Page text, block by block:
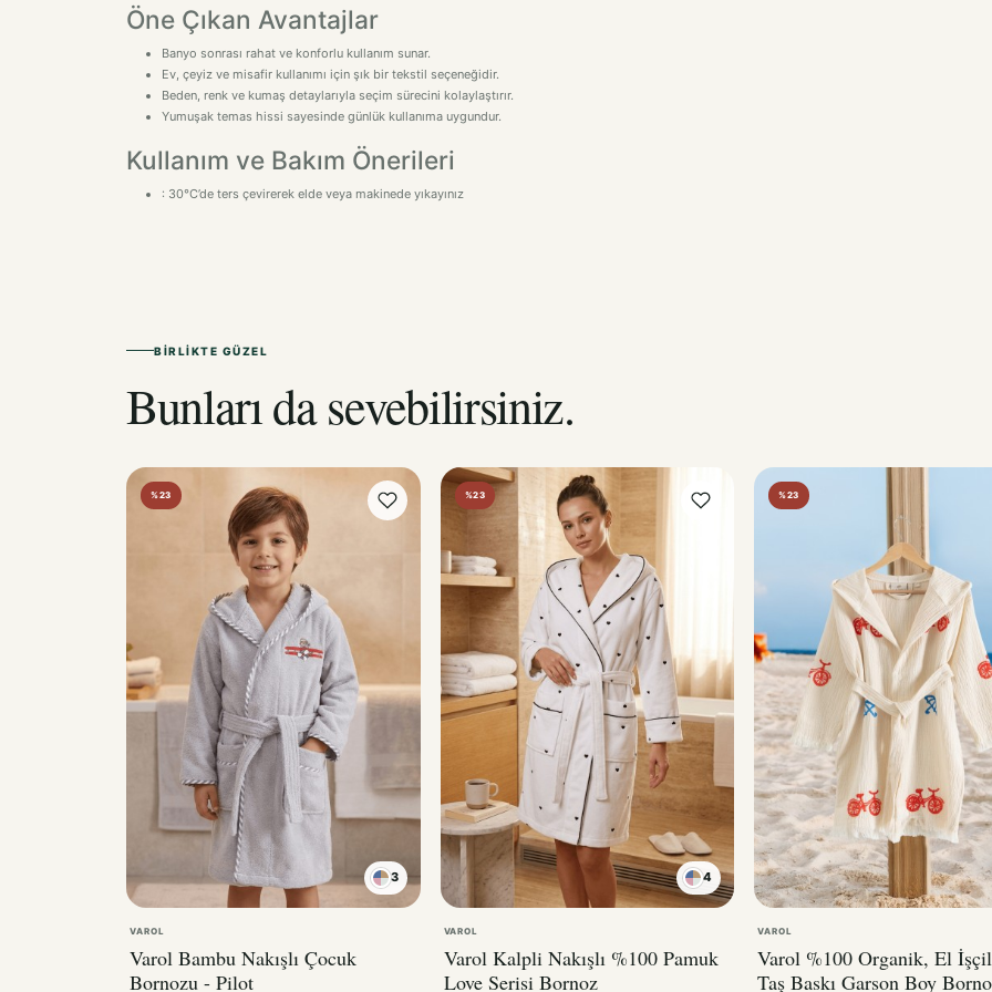
Öne Çıkan Avantajlar
Banyo sonrası rahat ve konforlu kullanım sunar.
Ev, çeyiz ve misafir kullanımı için şık bir tekstil seçeneğidir.
Beden, renk ve kumaş detaylarıyla seçim sürecini kolaylaştırır.
Yumuşak temas hissi sayesinde günlük kullanıma uygundur.
Kullanım ve Bakım Önerileri
: 30°C’de ters çevirerek elde veya makinede yıkayınız
BIRLIKTE GÜZEL
Bunları da sevebilirsiniz.
%23
3
VAROL
Varol Bambu Nakışlı Çocuk
Bornozu - Pilot
%23
4
KIRMIZI
VAROL
Varol Kalpli Nakışlı %100 Pamuk
Love Serisi Bornoz
%23
VAROL
Varol %100 Organik, El
Taş Baskı Garson Boy